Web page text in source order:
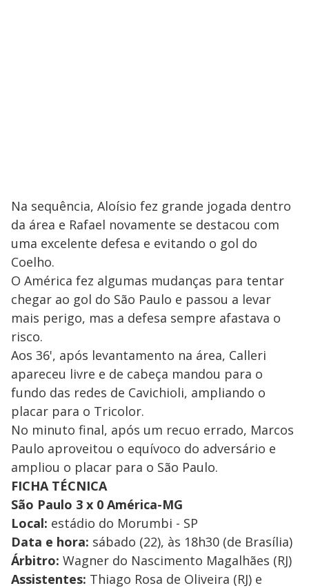
Na sequência, Aloísio fez grande jogada dentro
da área e Rafael novamente se destacou com
uma excelente defesa e evitando o gol do
Coelho.
O América fez algumas mudanças para tentar
chegar ao gol do São Paulo e passou a levar
mais perigo, mas a defesa sempre afastava o
risco.
Aos 36', após levantamento na área, Calleri
apareceu livre e de cabeça mandou para o
fundo das redes de Cavichioli, ampliando o
placar para o Tricolor.
No minuto final, após um recuo errado, Marcos
Paulo aproveitou o equívoco do adversário e
ampliou o placar para o São Paulo.
FICHA TÉCNICA
São Paulo 3 x 0 América-MG
Local: estádio do Morumbi - SP
Data e hora: sábado (22), às 18h30 (de Brasília)
Árbitro: Wagner do Nascimento Magalhães (RJ)
Assistentes: Thiago Rosa de Oliveira (RJ) e